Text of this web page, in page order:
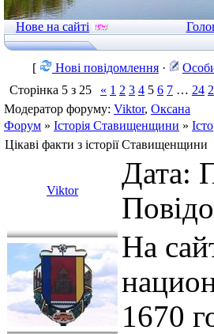
Нове на сайті
[ Нові повідомлення ·
Сторінка 5 з 25 « 1 2 3 4 5 6 7 … 24
Модератор форуму: Viktor, Оксана
Форум » Історія Ставищенщини »
Цікаві факти з історії Ставищенщини
Viktor
Дата:
На
1670